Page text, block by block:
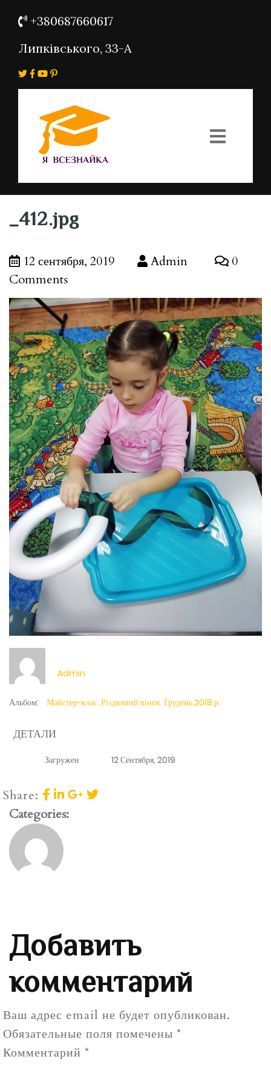
+380687660617
Липківського, 33-А
_412.jpg
12 сентября, 2019 Admin
0
Comments
Admin
Альбом: Майстер-клас. Різдвяний вінок. Грудень 2018 р.
ДЕТАЛИ
Загружен 12 Сентября, 2019
Share:
Categories:
Добавить
комментарий
Ваш адрес email не будет опубликован.
Обязательные поля помечены *
Комментарий *